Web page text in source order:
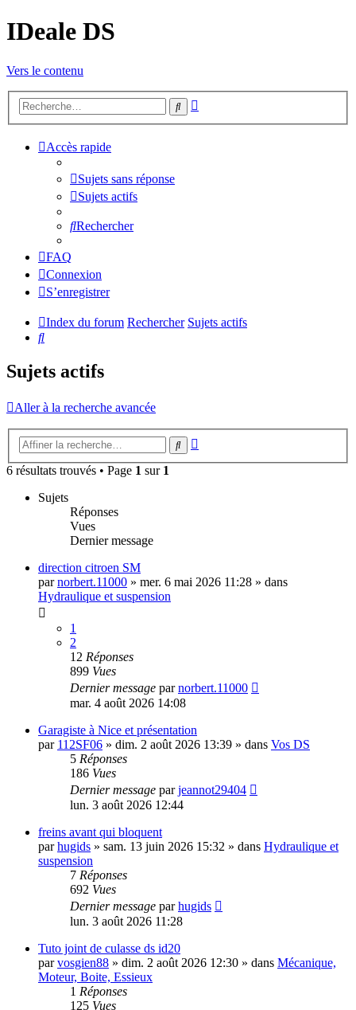
IDeale DS
Vers le contenu
Rechercher
Accès rapide
Sujets sans réponse
Sujets actifs
Rechercher
FAQ
Connexion
S’enregistrer
Index du forum Rechercher Sujets actifs
Rechercher
Sujets actifs
Aller à la recherche avancée
Rechercher
6 résultats trouvés • Page 1 sur 1
Sujets
Réponses
Vues
Dernier message
direction citroen SM
parnorbert.11000 » mer. 6 mai 2026 11:28 » dans
Hydraulique et suspension
1
2
12 Réponses
899 Vues
Dernier message parnorbert.11000
mar. 4 août 2026 14:08
Garagiste à Nice et présentation
par 112SF06 » dim. 2 août 2026 13:39 » dans Vos DS
5 Réponses
186 Vues
Dernier message parjeannot29404
lun. 3 août 2026 12:44
freins avant qui bloquent
parhugids » sam. 13 juin 2026 15:32 » dans Hydraulique et
suspension
7 Réponses
692 Vues
Dernier message parhugids
lun. 3 août 2026 11:28
Tuto joint de culasse ds id20
parvosgien88 » dim. 2 août 2026 12:30 » dans Mécanique,
Moteur, Boite, Essieux
1 Réponses
125 Vues